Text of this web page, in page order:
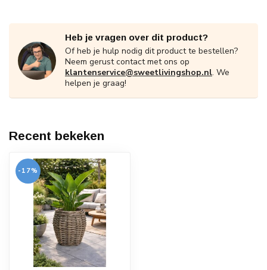
Heb je vragen over dit product?
Of heb je hulp nodig dit product te bestellen?
Neem gerust contact met ons op
klantenservice@sweetlivingshop.nl. We
helpen je graag!
Recent bekeken
-17%